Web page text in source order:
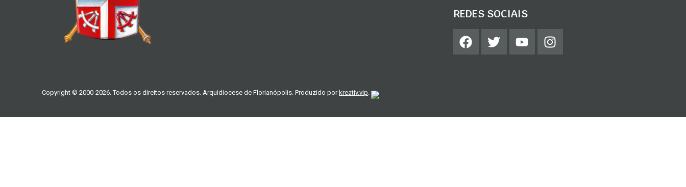
REDES SOCIAIS
Copyright © 2000-2026. Todos os direitos reservados. Arquidiocese de Florianópolis. Produzido por kreativ.vip.